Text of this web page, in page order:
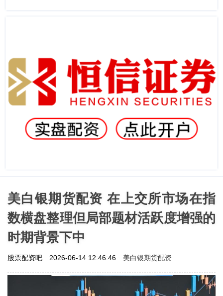
美白银期货配资 在上交所市场在指
数横盘整理但局部题材活跃度增强的
时期背景下中
股票配资吧 2026-06-14 12:46:46 美白银期货配资